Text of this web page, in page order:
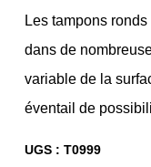
Les tampons
dans de
variable de la
éventail de
UGS : T0999